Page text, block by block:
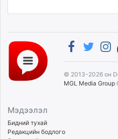
© 2013-2026 он
MGL Media Group
Мэдээлэл
Бидний тухай
Редакцийн бодлого